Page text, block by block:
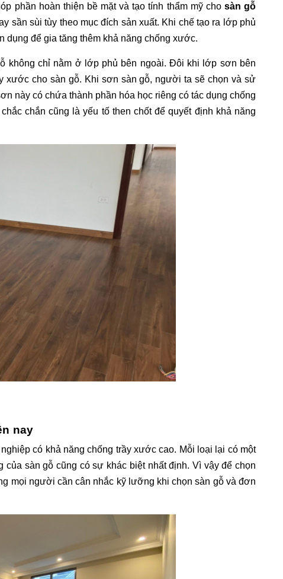
phần hoàn thiện bề mặt và tạo tính thẩm mỹ cho sàn gỗ
sần sùi tùy theo mục đích sản xuất. Khi chế tạo ra lớp phủ
dụng để gia tăng thêm khả năng chống xước.
không chỉ nằm ở lớp phủ bên ngoài. Đôi khi lớp sơn bên
xước cho sàn gỗ. Khi sơn sàn gỗ, người ta sẽ chọn và sử
này có chứa thành phần hóa học riêng có tác dụng chống
chắn cũng là yếu tố then chốt để quyết định khả năng
nay
có khả năng chống trầy xước cao. Mỗi loại lại có một
sàn gỗ cũng có sự khác biệt nhất định. Vì vậy để chọn
mọi người cần cân nhắc kỹ lưỡng khi chọn sàn gỗ và đơn